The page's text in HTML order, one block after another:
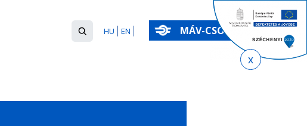
EN
HU
Keresés
űrlap
Keresés
MÁV-CSOPORT